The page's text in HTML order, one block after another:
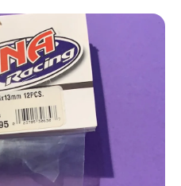
del producto